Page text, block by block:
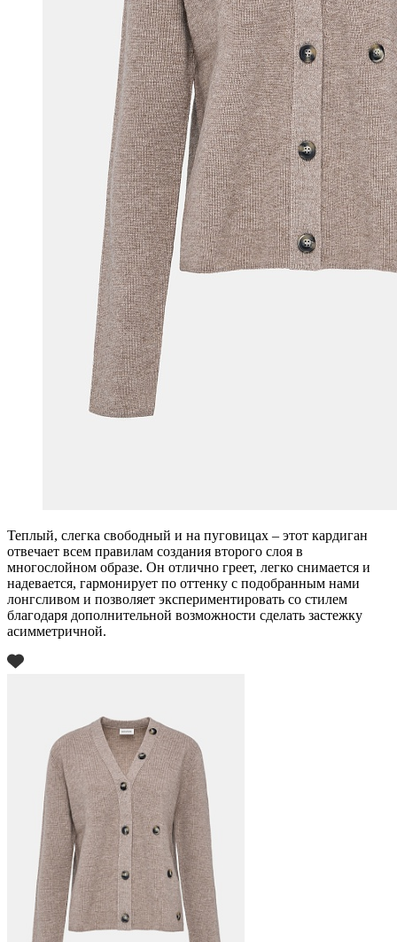
Теплый, слегка свободный и на пуговицах – этот кардиган
отвечает всем правилам создания второго слоя в
многослойном образе. Он отлично греет, легко снимается и
надевается, гармонирует по оттенку с подобранным нами
лонгсливом и позволяет экспериментировать со стилем
благодаря дополнительной возможности сделать застежку
асимметричной.